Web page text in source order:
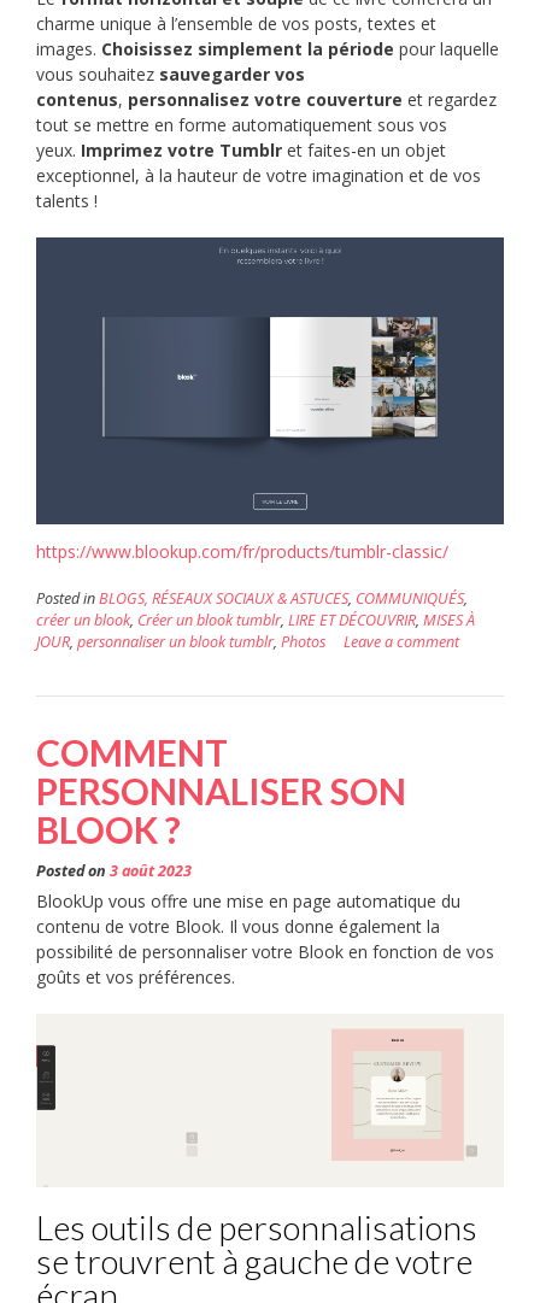
charme unique à l’ensemble de vos posts, textes et
images. Choisissez simplement la période pour laquelle
vous souhaitez sauvegarder vos
contenus, personnalisez votre couverture et regardez
tout se mettre en forme automatiquement sous vos
yeux. Imprimez votre Tumblr et faites-en un objet
exceptionnel, à la hauteur de votre imagination et de vos
talents !
https://www.blookup.com/fr/products/tumblr-classic/
Posted inBLOGS, RÉSEAUX SOCIAUX & ASTUCES, COMMUNIQUÉS,
créer un blook, Créer un blook tumblr, LIRE ET DÉCOUVRIR, MISES À
JOUR, personnaliser un blook tumblr, Photos Leave a comment
COMMENT
PERSONNALISER SON
BLOOK ?
Posted on 3 août 2023
BlookUp vous offre une mise en page automatique du
contenu de votre Blook. Il vous donne également la
possibilité de personnaliser votre Blook en fonction de vos
goûts et vos préférences.
Les outils de personnalisations
se trouvrent à gauche de votre
écran.